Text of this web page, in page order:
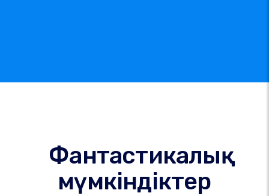
Фантастикалық
мүмкіндіктер